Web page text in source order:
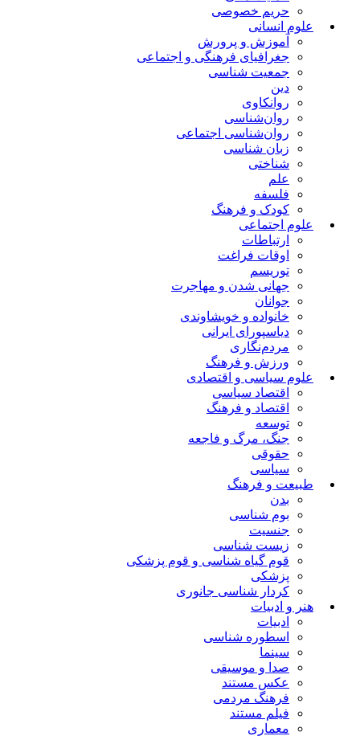
حریم خصوصی
علوم انسانی
آموزش و پرورش
جغرافیای فرهنگی و اجتماعی
جمعیت شناسی
دین
روانکاوی
روان‌شناسی
روان‌شناسی اجتماعی
زبان شناسی
شناختی
علم
فلسفه
کودک و فرهنگ
علوم اجتماعی
ارتباطات
اوقات فراغت
توریسم
جهانی شدن و مهاجرت
جوانان
خانواده و خویشاوندی
دیاسپورای ایرانی
مردم‌نگاری
ورزش و فرهنگ
علوم سیاسی و اقتصادی
اقتصاد سیاسی
اقتصاد و فرهنگ
توسعه
جنگ، مرگ و فاجعه
حقوقی
سیاسی
طبیعت و فرهنگ
بدن
بوم شناسی
جنسیت
زیست شناسی
قوم گیاه شناسی و قوم پزشکی
پزشکی
کردار شناسی جانوری
هنر و ادبیات
ادبیات
اسطوره شناسی
سینما
صدا و موسیقی
عکس مستند
فرهنگ مردمی
فیلم مستند
معماری